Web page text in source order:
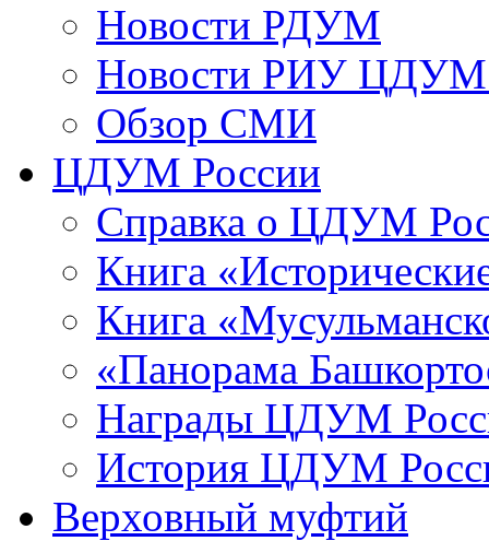
Новости РДУМ
Новости РИУ ЦДУМ
Обзор СМИ
ЦДУМ России
Справка о ЦДУМ
Книга
Книга
«Панорама
Награды ЦДУМ
История ЦДУМ
Верховный муфтий